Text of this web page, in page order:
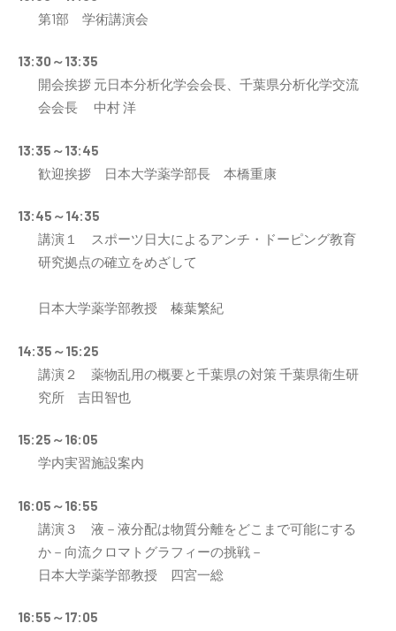
第1部 学術講演会
13:30～13:35
開会挨拶 元日本分析化学会会長、千葉県分析化学交流
会会長 中村 洋
13:35～13:45
歓迎挨拶 日本大学薬学部長 本橋重康
13:45～14:35
講演１ スポーツ日大によるアンチ・ドーピング教育
研究拠点の確立をめざして
日本大学薬学部教授 榛葉繁紀
14:35～15:25
講演２ 薬物乱用の概要と千葉県の対策 千葉県衛生研
究所 吉田智也
15:25～16:05
学内実習施設案内
16:05～16:55
講演３ 液－液分配は物質分離をどこまで可能にする
か－向流クロマトグラフィーの挑戦－
日本大学薬学部教授 四宮一総
16:55～17:05